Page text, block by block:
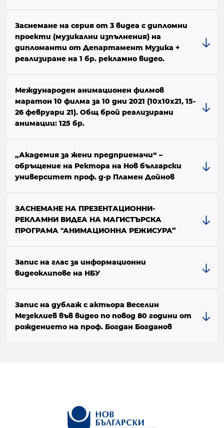
Заснемане на серия от 3 видеа с дипломни
проекти (музикални изпълнения) на
дипломанти от Департамент Музика +
реализиране на 1 бр. рекламно видео.
Международен анимационен филмов
маратон 10 филма за 10 дни 2021 (10х10х21, 15-
26 февруари 21). Общ брой реализирани
анимации: 125 бр.
„Академия за жени предприемачи“ –
обръщение на Ректора на Нов български
университет проф. д-р Пламен Дойнов
ЗАСНЕМАНЕ НА ПРЕЗЕНТАЦИОННИ-
РЕКЛАМНИ ВИДЕА НА МАГИСТЪРСКА
ПРОГРАМА "АНИМАЦИОННА РЕЖИСУРА”
Запис на глас за информационни
видеоклипове на НБУ
Запис на дублаж с актьора Веселин
Мезеклиев във видео по повод 80 години от
рождението на проф. Богдан Богданов